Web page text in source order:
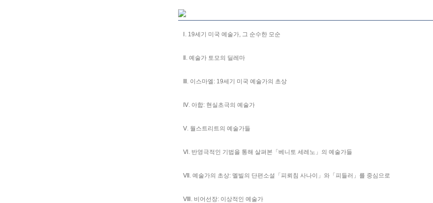
Ⅰ. 19세기 미국 예술가, 그 순수한 모순
Ⅱ. 예술가 토모의 딜레마
Ⅲ. 이스마엘: 19세기 미국 예술가의 초상
Ⅳ. 아합: 현실초극의 예술가
Ⅴ. 월스트리트의 예술가들
Ⅵ. 반영극적인 기법을 통해 살펴본「베니토 세레노」의 예술가들
Ⅶ. 예술가의 초상: 멜빌의 단편소설「피뢰침 사나이」와「피들러」를 중심으로
Ⅷ. 비어선장: 이상적인 예술가